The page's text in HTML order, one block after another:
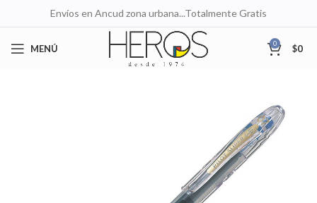
Envíos en Ancud zona urbana...Totalmente Gratis
MENÚ 0 $0